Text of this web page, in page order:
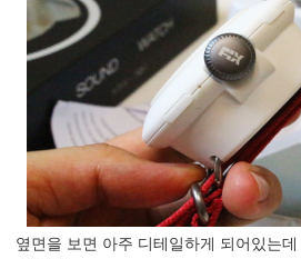
옆면을 보면 아주 디테일하게 되어있는